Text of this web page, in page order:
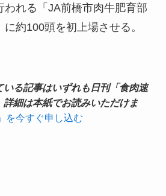
われる「JA前橋市肉牛肥育部
約100頭を初上場させる。
る記事はいずれも日刊「食肉速
細は本紙でお読みいただけま
を今すぐ申し込む